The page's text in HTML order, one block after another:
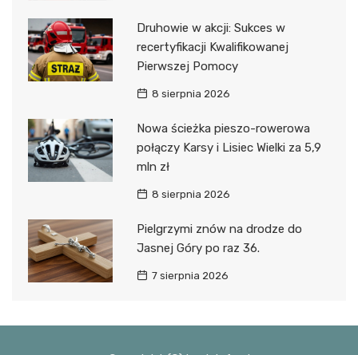
Druhowie w akcji: Sukces w
recertyfikacji Kwalifikowanej
Pierwszej Pomocy
8 sierpnia 2026
Nowa ścieżka pieszo-rowerowa
połączy Karsy i Lisiec Wielki za 5,9
mln zł
8 sierpnia 2026
Pielgrzymi znów na drodze do
Jasnej Góry po raz 36.
7 sierpnia 2026